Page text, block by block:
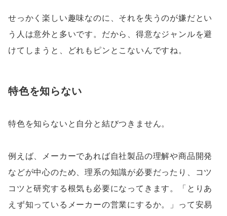
せっかく楽しい趣味なのに、それを失うのが嫌だとい
う人は意外と多いです。だから、得意なジャンルを避
けてしまうと、どれもピンとこないんですね。
特色を知らない
特色を知らないと自分と結びつきません。
例えば、メーカーであれば自社製品の理解や商品開発
などが中心のため、理系の知識が必要だったり、コツ
コツと研究する根気も必要になってきます。「とりあ
えず知っているメーカーの営業にするか。」って安易